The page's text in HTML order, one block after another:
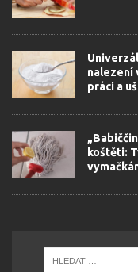
nalezení
práci a
koštěti: